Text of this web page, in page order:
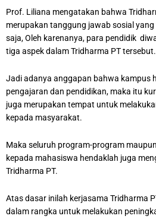
Prof. Liliana mengatakan bahwa
merupakan tanggung jawab sosial
saja, Oleh karenanya, para pendidik
tiga aspek dalam Tridharma PT tersebut.
Jadi adanya anggapan bahwa kampus
pengajaran dan pendidikan, maka itu
juga merupakan tempat untuk
kepada masyarakat.
Maka seluruh program-program
kepada mahasiswa hendaklah juga
Tridharma PT.
Atas dasar inilah kerjasama Tridharma
dalam rangka untuk melakukan